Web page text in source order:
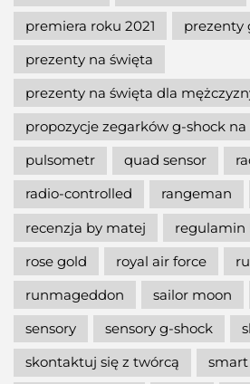
premiera roku 2021
prezenty
prezenty na święta
prezenty na święta dla
propozycje zegarków g-shock
pulsometr
quad sensor
radio-controlled
rangeman
recenzja by matej
regulamin
rose gold
royal air force
runmageddon
sailor moon
sensory
sensory g-shock
skontaktuj się z twórcą
smart